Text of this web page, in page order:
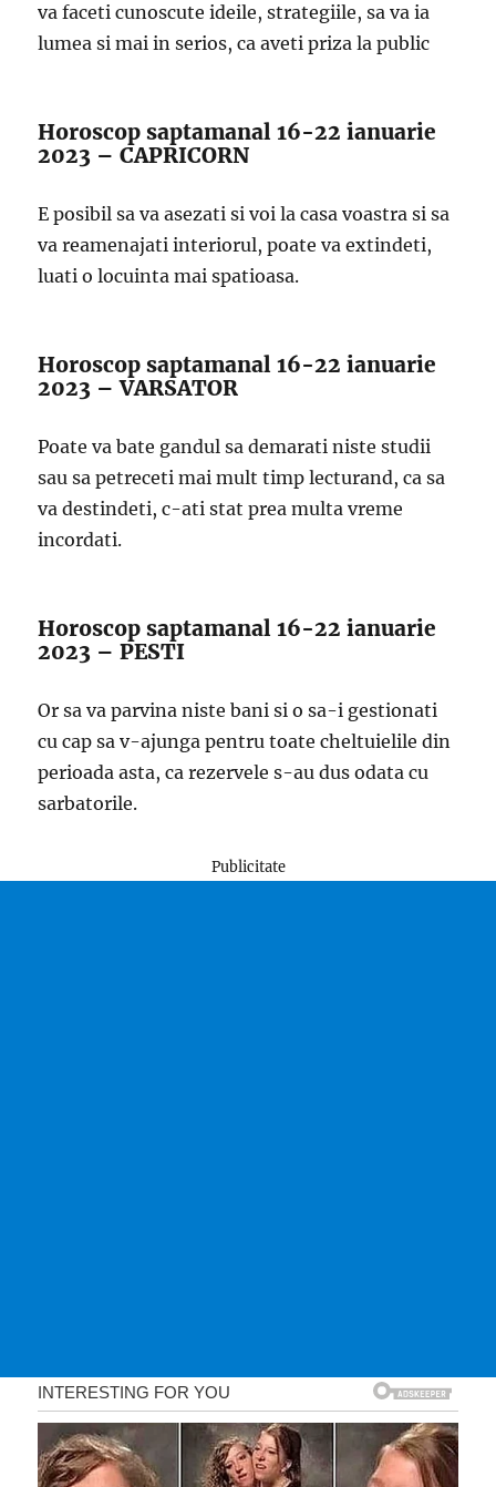
va faceti cunoscute ideile, strategiile, sa va ia
lumea si mai in serios, ca aveti priza la public
Horoscop saptamanal 16-22 ianuarie
2023 – CAPRICORN
E posibil sa va asezati si voi la casa voastra si sa
va reamenajati interiorul, poate va extindeti,
luati o locuinta mai spatioasa.
Horoscop saptamanal 16-22 ianuarie
2023 – VARSATOR
Poate va bate gandul sa demarati niste studii
sau sa petreceti mai mult timp lecturand, ca sa
va destindeti, c-ati stat prea multa vreme
incordati.
Horoscop saptamanal 16-22 ianuarie
2023 – PESTI
Or sa va parvina niste bani si o sa-i gestionati
cu cap sa v-ajunga pentru toate cheltuielile din
perioada asta, ca rezervele s-au dus odata cu
sarbatorile.
Publicitate